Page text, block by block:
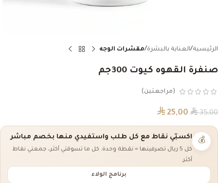
الرئيسية العناية بالبشرة مقشرات الوجه
صنفرة القهوه كيوت 300جم
(مراجعتين)
⃁35,00
⃁ 25,00
💰 اكسبّي نقاط مع كل طلب واستفيدي منها بخصم مباشر
كل 5 ريال تصرفينها = نقطة وحدة. كل ما تسوقتي أكثر، جمعتي نقاط
أكثر.
برنامج الولاء